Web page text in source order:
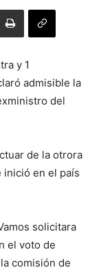
y 1
admisible la
del
de la otrora
inició en el país
solicitara
el voto de
comisión de